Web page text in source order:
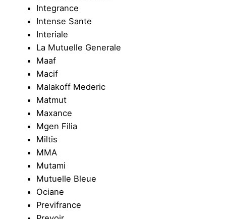
Integrance
Intense Sante
Interiale
La Mutuelle Generale
Maaf
Macif
Malakoff Mederic
Matmut
Maxance
Mgen Filia
Miltis
MMA
Mutami
Mutuelle Bleue
Ociane
Previfrance